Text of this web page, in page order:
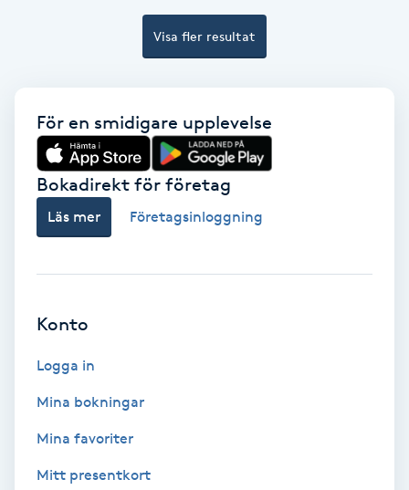
Enzympeeling
Extensions
Extensions borttagning
Faceliftmassage
Visa fler resultat
För en smidigare upplevelse
Bokadirekt för företag
Läs mer Företagsinloggning
Konto
Logga in
Mina bokningar
Mina favoriter
Mitt presentkort